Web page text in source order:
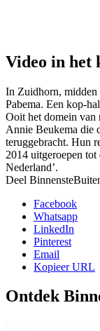
Video in het
In Zuidhorn, midden
Pabema. Een kop-
Ooit het domein van
Annie Beukema die
teruggebracht. Hun
2014 uitgeroepen tot
Nederland’.
Deel
Facebook
Whatsapp
LinkedIn
Pinterest
Email
Kopieer URL
Ontdek